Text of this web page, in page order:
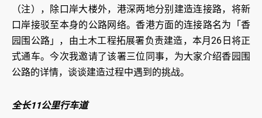
（注），除口岸大楼外，港深两地分别建造连接路，将新
口岸接驳至本身的公路网络。香港方面的连接路名为「香
园围公路」，由土木工程拓展署负责建造，本月26日将正
式通车。今次我邀请了该署三位同事，为大家介绍香园围
公路的详情，谈谈建造过程中遇到的挑战。
全长11公里行车道